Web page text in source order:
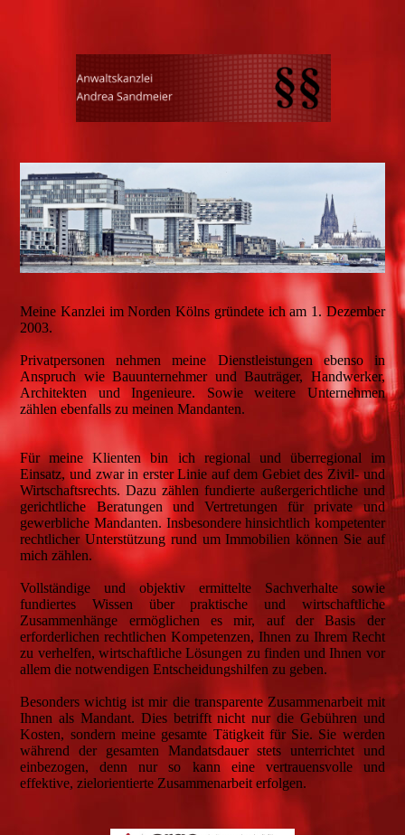
Meine Kanzlei im Norden Kölns gründete ich am 1. Dezember
2003.
Privatpersonen nehmen meine Dienstleistungen ebenso in
Anspruch wie Bauunternehmer und Bauträger, Handwerker,
Architekten und Ingenieure. Sowie weitere Unternehmen
zählen ebenfalls zu meinen Mandanten.
Für meine Klienten bin ich regional und überregional im
Einsatz, und zwar in erster Linie auf dem Gebiet des Zivil- und
Wirtschaftsrechts. Dazu zählen fundierte außergerichtliche und
gerichtliche Beratungen und Vertretungen für private und
gewerbliche Mandanten. Insbesondere hinsichtlich kompetenter
rechtlicher Unterstützung rund um Immobilien können Sie auf
mich zählen.
Vollständige und objektiv ermittelte Sachverhalte sowie
fundiertes Wissen über praktische und wirtschaftliche
Zusammenhänge ermöglichen es mir, auf der Basis der
erforderlichen rechtlichen Kompetenzen, Ihnen zu Ihrem Recht
zu verhelfen, wirtschaftliche Lösungen zu finden und Ihnen vor
allem die notwendigen Entscheidungshilfen zu geben.
Besonders wichtig ist mir die transparente Zusammenarbeit mit
Ihnen als Mandant. Dies betrifft nicht nur die Gebühren und
Kosten, sondern meine gesamte Tätigkeit für Sie. Sie werden
während der gesamten Mandatsdauer stets unterrichtet und
einbezogen, denn nur so kann eine vertrauensvolle und
effektive, zielorientierte Zusammenarbeit erfolgen.